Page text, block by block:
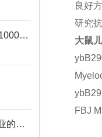
实拍超级细菌入侵全过程，攻克1000倍浓度抗生素只需十天
ELISA试剂盒用专业的知识、专业的设备
良好
研究
大鼠
FBJ